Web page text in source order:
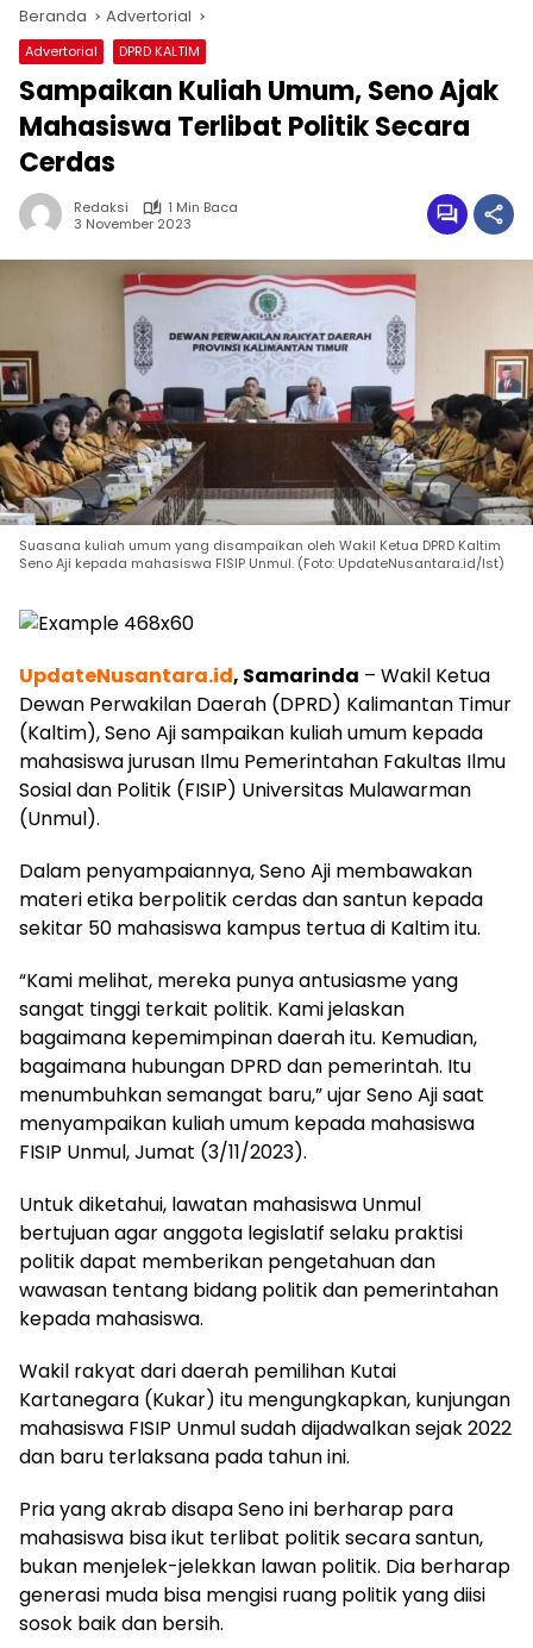
Beranda Advertorial
Advertorial DPRD KALTIM
Sampaikan Kuliah Umum, Seno Ajak
Mahasiswa Terlibat Politik Secara
Cerdas
Redaksi
1 Min Baca
3 November 2023
Suasana kuliah umum yang disampaikan oleh Wakil Ketua DPRD Kaltim
Seno Aji kepada mahasiswa FISIP Unmul. (Foto: UpdateNusantara.id/Ist)
UpdateNusantara.id, Samarinda – Wakil Ketua
Dewan Perwakilan Daerah (DPRD) Kalimantan Timur
(Kaltim), Seno Aji sampaikan kuliah umum kepada
mahasiswa jurusan Ilmu Pemerintahan Fakultas Ilmu
Sosial dan Politik (FISIP) Universitas Mulawarman
(Unmul).
Dalam penyampaiannya, Seno Aji membawakan
materi etika berpolitik cerdas dan santun kepada
sekitar 50 mahasiswa kampus tertua di Kaltim itu.
“Kami melihat, mereka punya antusiasme yang
sangat tinggi terkait politik. Kami jelaskan
bagaimana kepemimpinan daerah itu. Kemudian,
bagaimana hubungan DPRD dan pemerintah. Itu
menumbuhkan semangat baru,” ujar Seno Aji saat
menyampaikan kuliah umum kepada mahasiswa
FISIP Unmul, Jumat (3/11/2023).
Untuk diketahui, lawatan mahasiswa Unmul
bertujuan agar anggota legislatif selaku praktisi
politik dapat memberikan pengetahuan dan
wawasan tentang bidang politik dan pemerintahan
kepada mahasiswa.
Wakil rakyat dari daerah pemilihan Kutai
Kartanegara (Kukar) itu mengungkapkan, kunjungan
mahasiswa FISIP Unmul sudah dijadwalkan sejak 2022
dan baru terlaksana pada tahun ini.
Pria yang akrab disapa Seno ini berharap para
mahasiswa bisa ikut terlibat politik secara santun,
bukan menjelek-jelekkan lawan politik. Dia berharap
generasi muda bisa mengisi ruang politik yang diisi
sosok baik dan bersih.